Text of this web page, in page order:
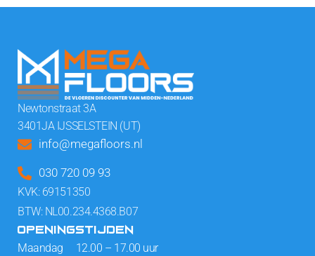
Newtonstraat 3A
3401JA IJSSELSTEIN (UT)
info@megafloors.nl
030 720 09 93
KVK: 69151350
BTW: NL00.234.4368.B07
OPENINGSTIJDEN
Maandag 12.00 – 17.00 uur